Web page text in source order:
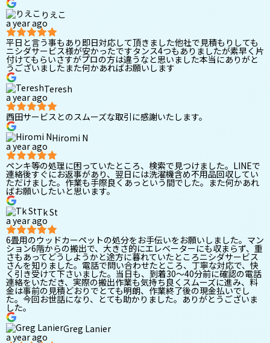
りえこ
a year ago
平日と言う事もあり即日対応して頂きました他社で見積もりしても
ニシダサービス様が安かったですタンス4つもありましたが素早く片
付けてもらいさすがプロの方は違うなと思いました本当にありがと
うございましたまた何かあればお願いします
Teresh
a year ago
西田サービスとのスムーズな取引に感謝いたします。
Hiromi N
a year ago
ペンキ等の処理に困っていたところ、検索で見つけました。LINEで
連絡後すぐにお返事があり、翌日には洗濯機含め不用品回収してい
ただけました。作業も手際良くあっという間でした。また何かあれ
ばお願いしたいと思います。
Tk St
a year ago
6畳用のウッドカーペットの処分をお手伝いをお願いしました。マン
ション6階からの搬出で、大きさ的にエレベーターにも収まらず、重
さもあってどうしようかと途方に暮れていたところニシダサービス
さんを知りました。電話で問い合わせたところ、丁寧な対応で、快
く引き受けて下さいました。当日も、到着30〜40分前に確認の電話
連絡をいただき、実際の搬出作業も気持ち良くスムーズに進み、料
金は事前の見積どおりでとても明朗、作業終了後の現金払いでし
た。今回お世話になり、とても助かりました。ありがとうございま
した。
Greg Lanier
a year ago